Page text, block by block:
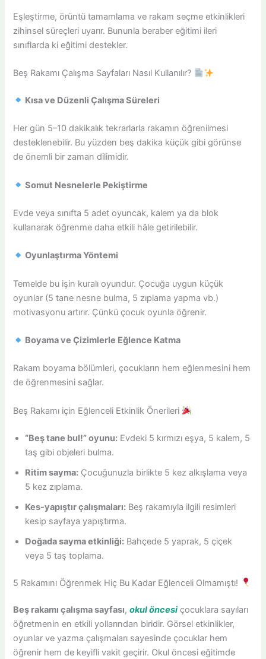
Eşleştirme, örüntü tamamlama ve rakam seçme etkinlikleri
zihinsel süreçleri uyarır. Bununla beraber eğitimi ileri
sınıflarda ki eğitimi destekler.
Beş Rakamı Çalışma Sayfaları Nasıl Kullanılır?
Kısa ve Düzenli Çalışma Süreleri
Her gün 5–10 dakikalık tekrarlarla rakamın öğrenilmesi
desteklenebilir. Bu yüzden beş dakika küçük gibi görünse
de önemli bir zaman dilimidir.
Somut Nesnelerle Pekiştirme
Evde veya sınıfta 5 adet oyuncak, kalem ya da blok
kullanarak öğrenme daha etkili hâle getirilebilir.
Oyunlaştırma Yöntemi
Temelde bu işin kuralı oyundur. Çocuğa uygun küçük
oyunlar (5 tane nesne bulma, 5 zıplama yapma vb.)
motivasyonu artırır. Çünkü çocuk oyunla öğrenir.
Boyama ve Çizimlerle Eğlence Katma
Rakam boyama bölümleri, çocukların hem eğlenmesini hem
de öğrenmesini sağlar.
Beş Rakamı için Eğlenceli Etkinlik Önerileri
“Beş tane bul!” oyunu: Evdeki 5 kırmızı eşya, 5 kalem, 5
taş gibi objeleri bulma.
Ritim sayma: Çocuğunuzla birlikte 5 kez alkışlama veya
5 kez zıplama.
Kes-yapıştır çalışmaları: Beş rakamıyla ilgili resimleri
kesip sayfaya yapıştırma.
Doğada sayma etkinliği: Bahçede 5 yaprak, 5 çiçek
veya 5 taş toplama.
5 Rakamını Öğrenmek Hiç Bu Kadar Eğlenceli Olmamıştı!
Beş rakamı çalışma sayfası,okul öncesi çocuklara sayıları
öğretmenin en etkili yollarından biridir. Görsel etkinlikler,
oyunlar ve yazma çalışmaları sayesinde çocuklar hem
öğrenir hem de keyifli vakit geçirir. Okul öncesi eğitimde